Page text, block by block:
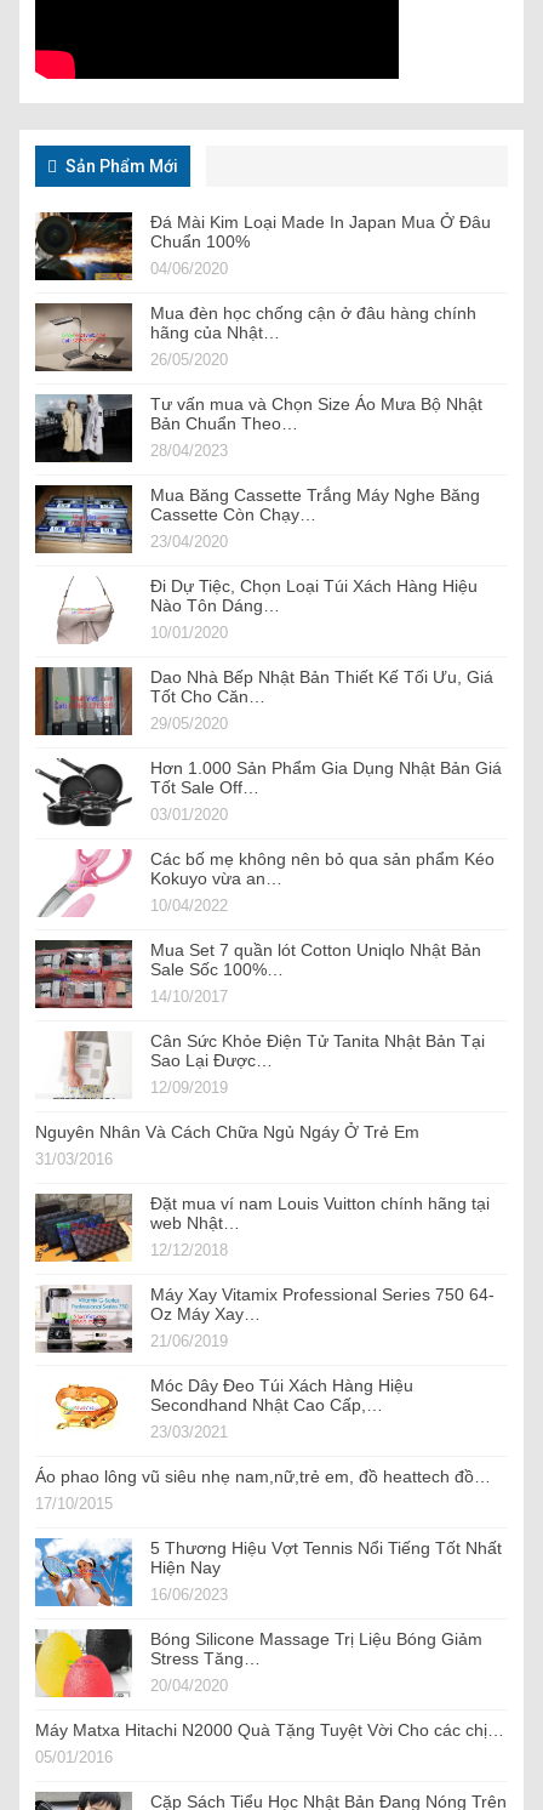
Sản Phẩm Mới
Đá Mài Kim Loại Made In Japan Mua Ở Đâu
Chuẩn 100%
04/06/2020
Mua đèn học chống cận ở đâu hàng chính
hãng của Nhật…
26/05/2020
Tư vấn mua và Chọn Size Áo Mưa Bộ Nhật
Bản Chuẩn Theo…
28/04/2023
Mua Băng Cassette Trắng Máy Nghe Băng
Cassette Còn Chạy…
23/04/2020
Đi Dự Tiệc, Chọn Loại Túi Xách Hàng Hiệu
Nào Tôn Dáng…
10/01/2020
Dao Nhà Bếp Nhật Bản Thiết Kế Tối Ưu, Giá
Tốt Cho Căn…
29/05/2020
Hơn 1.000 Sản Phẩm Gia Dụng Nhật Bản Giá
Tốt Sale Off…
03/01/2020
Các bố mẹ không nên bỏ qua sản phẩm Kéo
Kokuyo vừa an…
10/04/2022
Mua Set 7 quần lót Cotton Uniqlo Nhật Bản
Sale Sốc 100%…
14/10/2017
Cân Sức Khỏe Điện Tử Tanita Nhật Bản Tại
Sao Lại Được…
12/09/2019
Nguyên Nhân Và Cách Chữa Ngủ Ngáy Ở Trẻ Em
31/03/2016
Đặt mua ví nam Louis Vuitton chính hãng tại
web Nhật…
12/12/2018
Máy Xay Vitamix Professional Series 750 64-
Oz Máy Xay…
21/06/2019
Móc Dây Đeo Túi Xách Hàng Hiệu
Secondhand Nhật Cao Cấp,…
23/03/2021
Áo phao lông vũ siêu nhẹ nam,nữ,trẻ em, đồ heattech đồ…
17/10/2015
5 Thương Hiệu Vợt Tennis Nổi Tiếng Tốt Nhất
Hiện Nay
16/06/2023
Bóng Silicone Massage Trị Liệu Bóng Giảm
Stress Tăng…
20/04/2020
Máy Matxa Hitachi N2000 Quà Tặng Tuyệt Vời Cho các chị…
05/01/2016
Cặp Sách Tiểu Học Nhật Bản Đang Nóng Trên